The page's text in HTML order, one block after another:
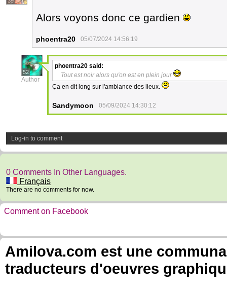
Alors voyons donc ce gardien
phoentra20 05/07/2024 14:56:19
52
Author
phoentra20 said:
Tout est noir alors qu'on est en plein jour
Ça en dit long sur l'ambiance des lieux.
Sandymoon 05/09/2024 14:30:12
Log-in to comment
0 Comments In Other Languages.
Français
There are no comments for now.
Comment on Facebook
Amilova.com est une
traducteurs d'oeuvres